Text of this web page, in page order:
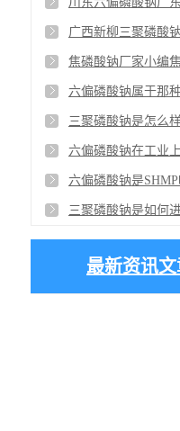
三聚磷酸钠是怎么样
六偏磷酸钠是SHMP
最新资讯